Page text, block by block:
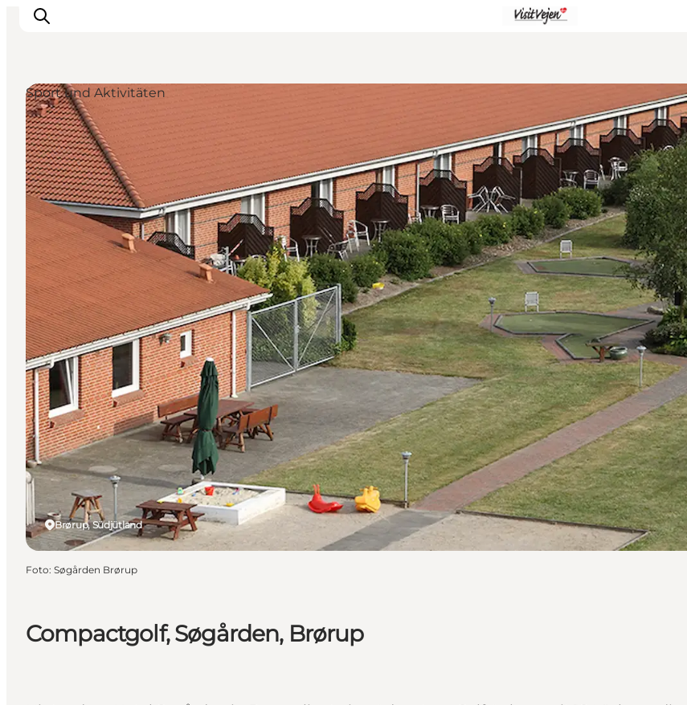
Restaurants
Schlafen
Nature
Städte
Events
Explore
Compactgolf, Søgården, Brørup
Brørup, Südjütland
Sport und Aktivitäten
Foto: Søgården Brørup